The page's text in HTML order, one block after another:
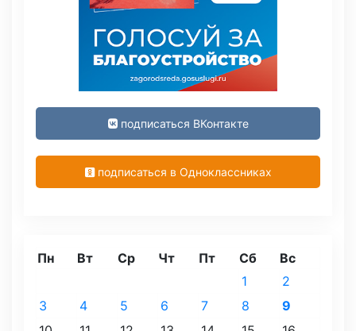
подписаться ВКонтакте
подписаться в Одноклассниках
Пн Вт Ср Чт Пт Сб Вс
1
2
3
4 5 6 7 8
9